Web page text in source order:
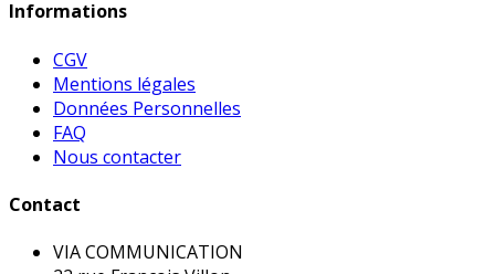
Informations
CGV
Mentions légales
Données Personnelles
FAQ
Nous contacter
Contact
VIA COMMUNICATION